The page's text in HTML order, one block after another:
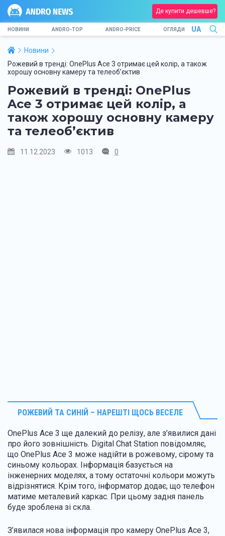
Де купити дешевше?
НОВИНИ ANDRO-TOP ANDRO-PRICE ОГЛЯДИ UA
Новини
Рожевий в тренді: OnePlus Ace 3 отримає цей колір, а також
хорошу основну камеру та телеоб’єктив
Рожевий в тренді: OnePlus
Ace 3 отримає цей колір, а
також хорошу основну камеру
та телеоб’єктив
11.12.2023 1013 0
РОЖЕВИЙ ТА СИНІЙ – НАРЕШТІ ЩОСЬ ВЕСЕЛЕ
OnePlus Ace 3 ще далекий до релізу, але з’явилися дані
про його зовнішність. Digital Chat Station повідомляє,
що OnePlus Ace 3 може надійти в рожевому, сірому та
синьому кольорах. Інформація базується на
інженерних моделях, а тому остаточні кольори можуть
відрізнятися. Крім того, інформатор додає, що телефон
матиме металевий каркас. При цьому задня панель
буде зроблена зі скла.
З’явилася нова інформація про камеру OnePlus Ace 3,